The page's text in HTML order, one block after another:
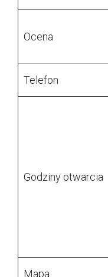
Ocena
Telefon
Godziny otwarcia
Mapa